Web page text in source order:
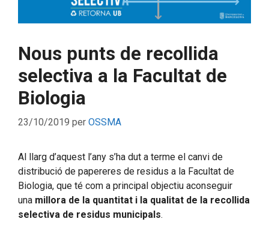
Nous punts de recollida
selectiva a la Facultat de
Biologia
23/10/2019 per OSSMA
Al llarg d’aquest l’any s’ha dut a terme el canvi de
distribució de papereres de residus a la Facultat de
Biologia, que té com a principal objectiu aconseguir
una millora de la quantitat i la qualitat de la recollida
selectiva de residus municipals.